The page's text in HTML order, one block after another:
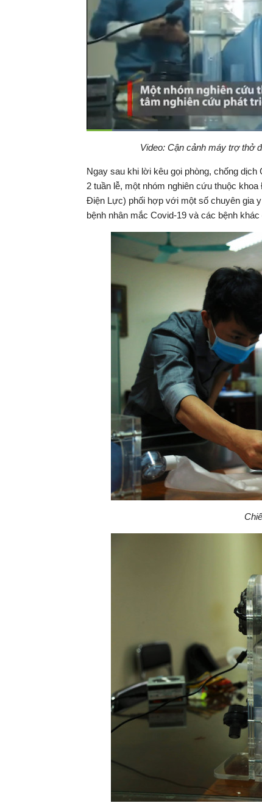
Tạm
Thời
gian
hiện
tại
0:18 / Duration
4:56
Đã
16.42%Video: Cận cảnh máy trợ thở
Ngay sau khi lời kêu gọi phòng, chống
2 tuần lễ, một nhóm nghiên cứu thuộc
Điện Lực) phối hợp với một số chuyên gia
bệnh nhân mắc Covid-19 và các bệnh